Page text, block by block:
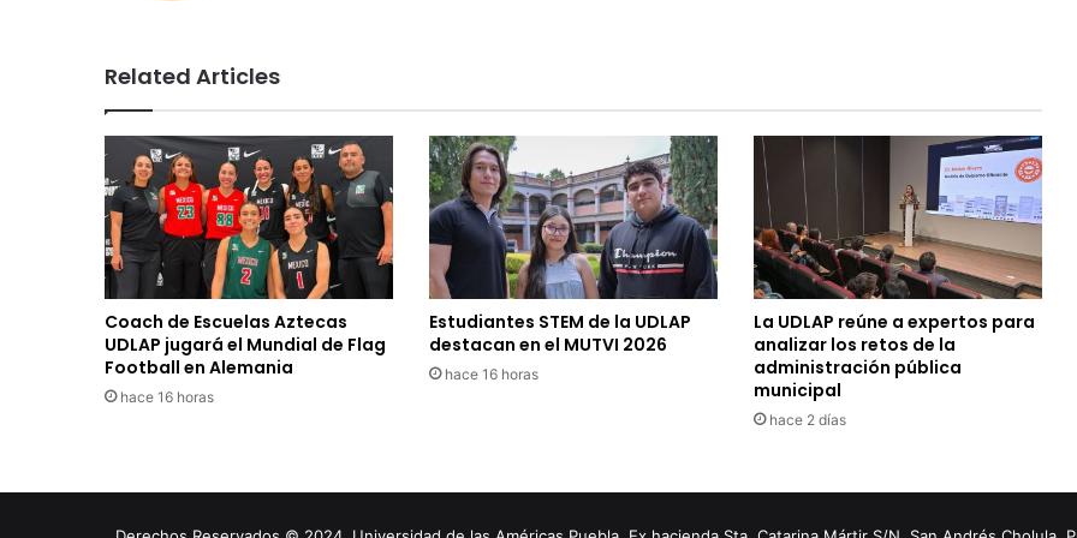
Related Articles
Coach de Escuelas Aztecas
UDLAP jugará el Mundial de Flag
Football en Alemania
hace 16 horas
Estudiantes STEM de la UDLAP
destacan en el MUTVI 2026
hace 16 horas
La UDLAP reúne a expertos para
analizar los retos de la
administración pública
municipal
hace 2 días